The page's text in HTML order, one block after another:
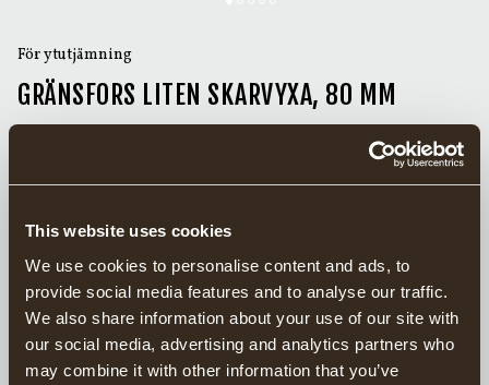
This website uses cookies
We use cookies to personalise content and ads, to
provide social media features and to analyse our traffic.
We also share information about your use of our site with
our social media, advertising and analytics partners who
may combine it with other information that you’ve
För ytutjämning
GRÄNSFORS LITEN SKARVYXA, 80 MM
distributör Grand Forest.
Handsmidda yxor sedan 1902
Ansvarsfullt tillverkade i Sverige
20 års garanti på yxor